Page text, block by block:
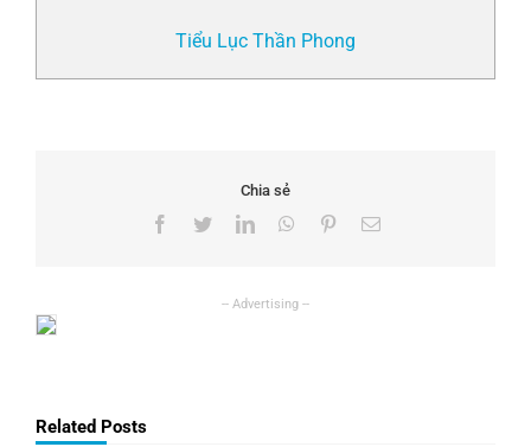
Tiểu Lục Thần Phong
Chia sẻ
Facebook
TwitterLinkedInWhatsApp
PinterestEmail
Related Posts